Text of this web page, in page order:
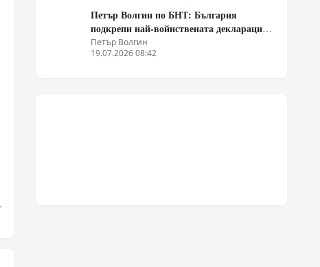
Петър Волгин по БНТ: България
подкрепи най-войнствената декларация,
която някога съм чел
Петър Волгин
19.07.2026 08:42